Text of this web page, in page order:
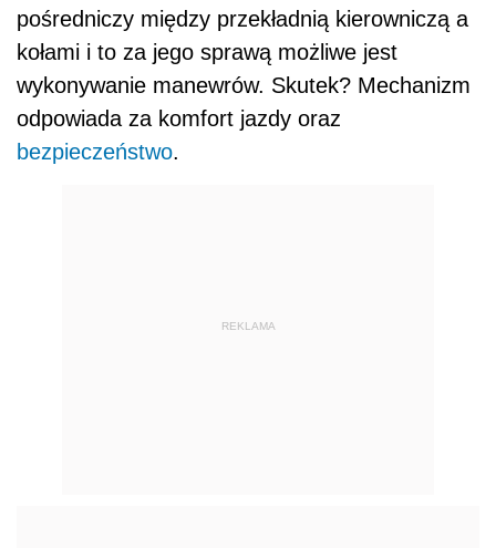
pośredniczy między przekładnią kierowniczą a
kołami i to za jego sprawą możliwe jest
wykonywanie manewrów. Skutek? Mechanizm
odpowiada za komfort jazdy oraz
bezpieczeństwo.
REKLAMA